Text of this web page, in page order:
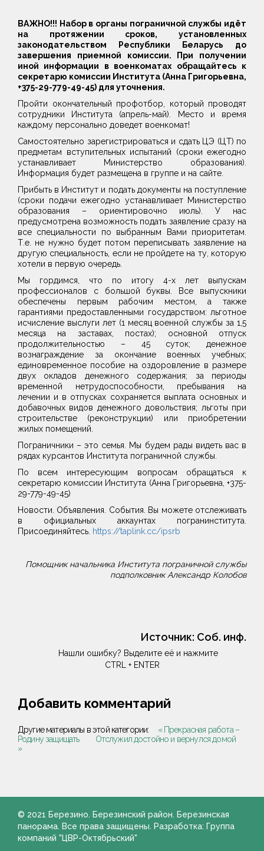
ВАЖНО!!! Набор в органы пограничной службы идёт
на протяжении сроков, установленных
законодательством Республики Беларусь до
завершения приемной комиссии. При получении
иной информации в военкоматах обращайтесь к
секретарю комиссии Института (Анна Григорьевна,
+375-29-779-49-45) для уточнения.
Пройти окончательный профотбор, который проводят
сотрудники Института (апрель-май). Место и время
каждому персонально доведет военкомат!
Самостоятельно зарегистрироваться и сдать ЦЭ (ЦТ) по
предметам вступительных испытаний (сроки ежегодно
устанавливает Министерство образования).
Информация будет размещена в группе и на сайте.
Прибыть в Институт и подать документы на поступление
(сроки подачи ежегодно устанавливает Министерство
образования – ориентировочно июль). У нас
предусмотрена возможность подать заявление сразу на
все специальности по выбранным Вами приоритетам.
Т.е. не нужно будет потом переписывать заявление на
другую специальность, если не пройдете на ту, которую
хотели в первую очередь.
Мы гордимся, что по итогу 4-х лет выпускам
профессионалов с большой буквы. Все выпускники
обеспечены первым рабочим местом, а также
гарантиями предоставленными государством: льготное
исчисление выслуги лет (1 месяц военной службы за 1,5
месяца на заставах, постах); основной отпуск
продолжительностью – 45 суток; денежное
вознаграждение за окончание военных учебных;
единовременное пособие на оздоровление в размере
двух окладов денежного содержания; за периоды
временной нетрудоспособности, пребывания на
лечении и в отпусках сохраняется выплата основных и
добавочных видов денежного довольствия; льготы при
строительстве (реконструкции) или приобретении
жилых помещений.
Пограничники – это семья. Мы будем рады видеть вас в
рядах курсантов Института пограничной службы.
По всем интересующим вопросам обращаться к
секретарю комиссии Института (Анна Григорьевна, +375-
29-779-49-45)
Новости. Объявления. События. Вы можете отслеживать
в официальных аккаунтах погранинститута.
Присоединяйтесь. https://taplink.cc/ipsrb
Помощник начальника Института пограничной службы
подполковник Александр Колобов
Источник: Соб. инф.
Нашли ошибку? Выделите её и нажмите
CTRL + ENTER
Добавить комментарий
Другие материалы в этой категории:
« Прекрасная работа –
Родину защищать
Отслужил достойно и вернулся домой
»
© 2021 Березино. Березинский район. Березинская
панорама. Все права защищены. Разработка: Группа
компаний "ЦВР-Октябрьский"